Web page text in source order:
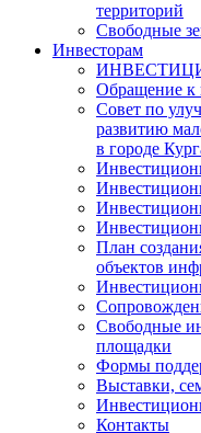
территорий
Свободные
Инвесторам
Обращение к
Совет по
развитию
в городе
План
объектов
Свободные
площадки
Формы
Выставки,
Контакты